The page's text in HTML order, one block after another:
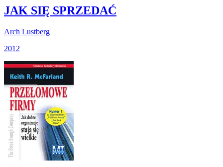
JAK SIĘ SPRZEDAĆ
Arch Lustberg
2012